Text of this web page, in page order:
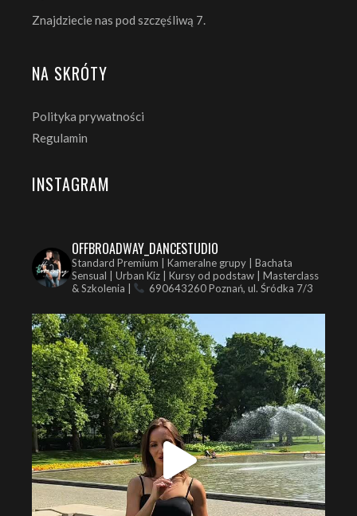
Znajdziecie nas pod szczęśliwą 7.
NA SKRÓTY
Polityka prywatności
Regulamin
INSTAGRAM
OFFBROADWAY_DANCESTUDIO
Standard Premium | Kameralne grupy | Bachata
Sensual | Urban Kiz | Kursy od podstaw | Masterclass
& Szkolenia |
690643260Poznań, ul. Śródka 7/3